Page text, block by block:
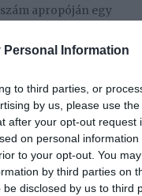
Personal Information
to third parties, or
by us, please use
after your opt-out request
on personal
to your opt-out. You
by third parties on
disclosed by us to third
apropóján egy
meg a születésnapját.
tartani, és ezzel
tervezős
pedig szívből
is egy stabil,